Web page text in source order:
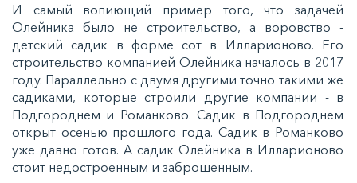
И самый вопиющий пример того, что задачей
Олейника было не строительство, а воровство -
детский садик в форме сот в Илларионово. Его
строительство компанией Олейника началось в 2017
году. Параллельно с двумя другими точно такими же
садиками, которые строили другие компании - в
Подгороднем и Романково. Садик в Подгороднем
открыт осенью прошлого года. Садик в Романково
уже давно готов. А садик Олейника в Илларионово
стоит недостроенным и заброшенным.